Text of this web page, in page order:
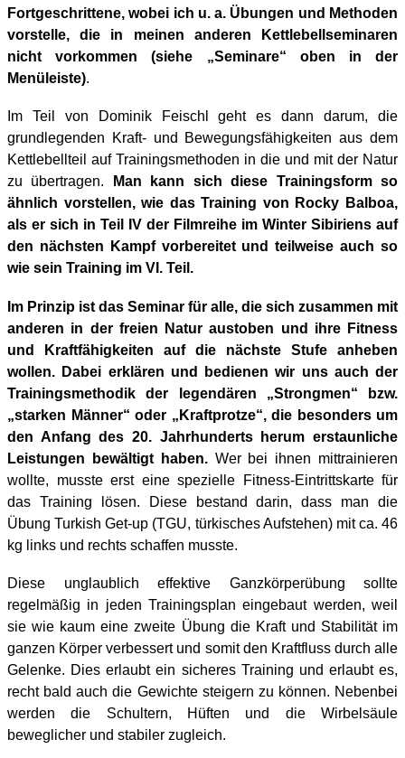
Fortgeschrittene, wobei ich u. a. Übungen und Methoden
vorstelle, die in meinen anderen Kettlebellseminaren
nicht vorkommen (siehe „Seminare“ oben in der
Menüleiste).
Im Teil von Dominik Feischl geht es dann darum, die
grundlegenden Kraft- und Bewegungsfähigkeiten aus dem
Kettlebellteil auf Trainingsmethoden in die und mit der Natur
zu übertragen.
Man kann sich diese Trainingsform so
ähnlich vorstellen, wie das Training von Rocky Balboa,
als er sich in Teil IV der Filmreihe im Winter Sibiriens auf
den nächsten Kampf vorbereitet und teilweise auch so
wie sein Training im VI. Teil.
Im Prinzip ist das Seminar für alle, die sich zusammen mit
anderen in der freien Natur austoben und ihre Fitness
und Kraftfähigkeiten auf die nächste Stufe anheben
wollen. Dabei erklären und bedienen wir uns auch der
Trainingsmethodik der legendären „Strongmen“ bzw.
„starken Männer“ oder „Kraftprotze“, die besonders um
den Anfang des 20. Jahrhunderts herum erstaunliche
Leistungen bewältigt haben.Wer bei ihnen mittrainieren
wollte, musste erst eine spezielle Fitness-Eintrittskarte für
das Training lösen. Diese bestand darin, dass man die
Übung Turkish Get-up (TGU, türkisches Aufstehen) mit ca. 46
kg links und rechts schaffen musste.
Diese unglaublich effektive Ganzkörperübung sollte
regelmäßig in jeden Trainingsplan eingebaut werden, weil
sie wie kaum eine zweite Übung die Kraft und Stabilität im
ganzen Körper verbessert und somit den Kraftfluss durch alle
Gelenke. Dies erlaubt ein sicheres Training und erlaubt es,
recht bald auch die Gewichte steigern zu können. Nebenbei
werden die Schultern, Hüften und die Wirbelsäule
beweglicher und stabiler zugleich.